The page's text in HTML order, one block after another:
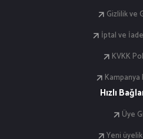
Gizlilik ve
İptal ve
KVKK
Kampanya
Hızlı
Üye
Yeni